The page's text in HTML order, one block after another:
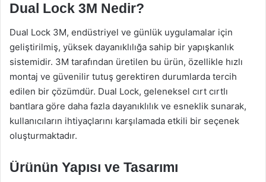
Dual Lock 3M Nedir?
Dual Lock 3M, endüstriyel ve günlük uygulamalar için
geliştirilmiş, yüksek dayanıklılığa sahip bir yapışkanlık
sistemidir. 3M tarafından üretilen bu ürün, özellikle hızlı
montaj ve güvenilir tutuş gerektiren durumlarda tercih
edilen bir çözümdür. Dual Lock, geleneksel cırt cırtlı
bantlara göre daha fazla dayanıklılık ve esneklik sunarak,
kullanıcıların ihtiyaçlarını karşılamada etkili bir seçenek
oluşturmaktadır.
Ürünün Yapısı ve Tasarımı